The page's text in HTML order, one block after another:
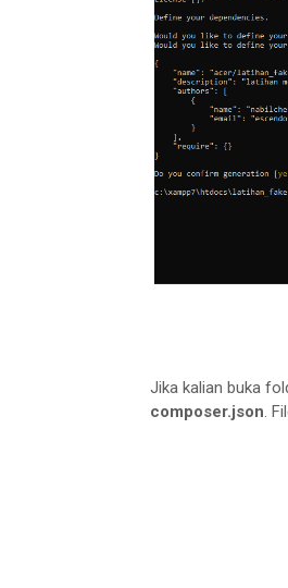
Jika kalian buka
composer.json .